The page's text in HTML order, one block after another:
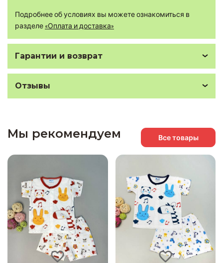
Подробнее об условиях вы можете ознакомиться в
разделе «Оплата и доставка»
Гарантии и возврат
Отзывы
Мы рекомендуем Все товары